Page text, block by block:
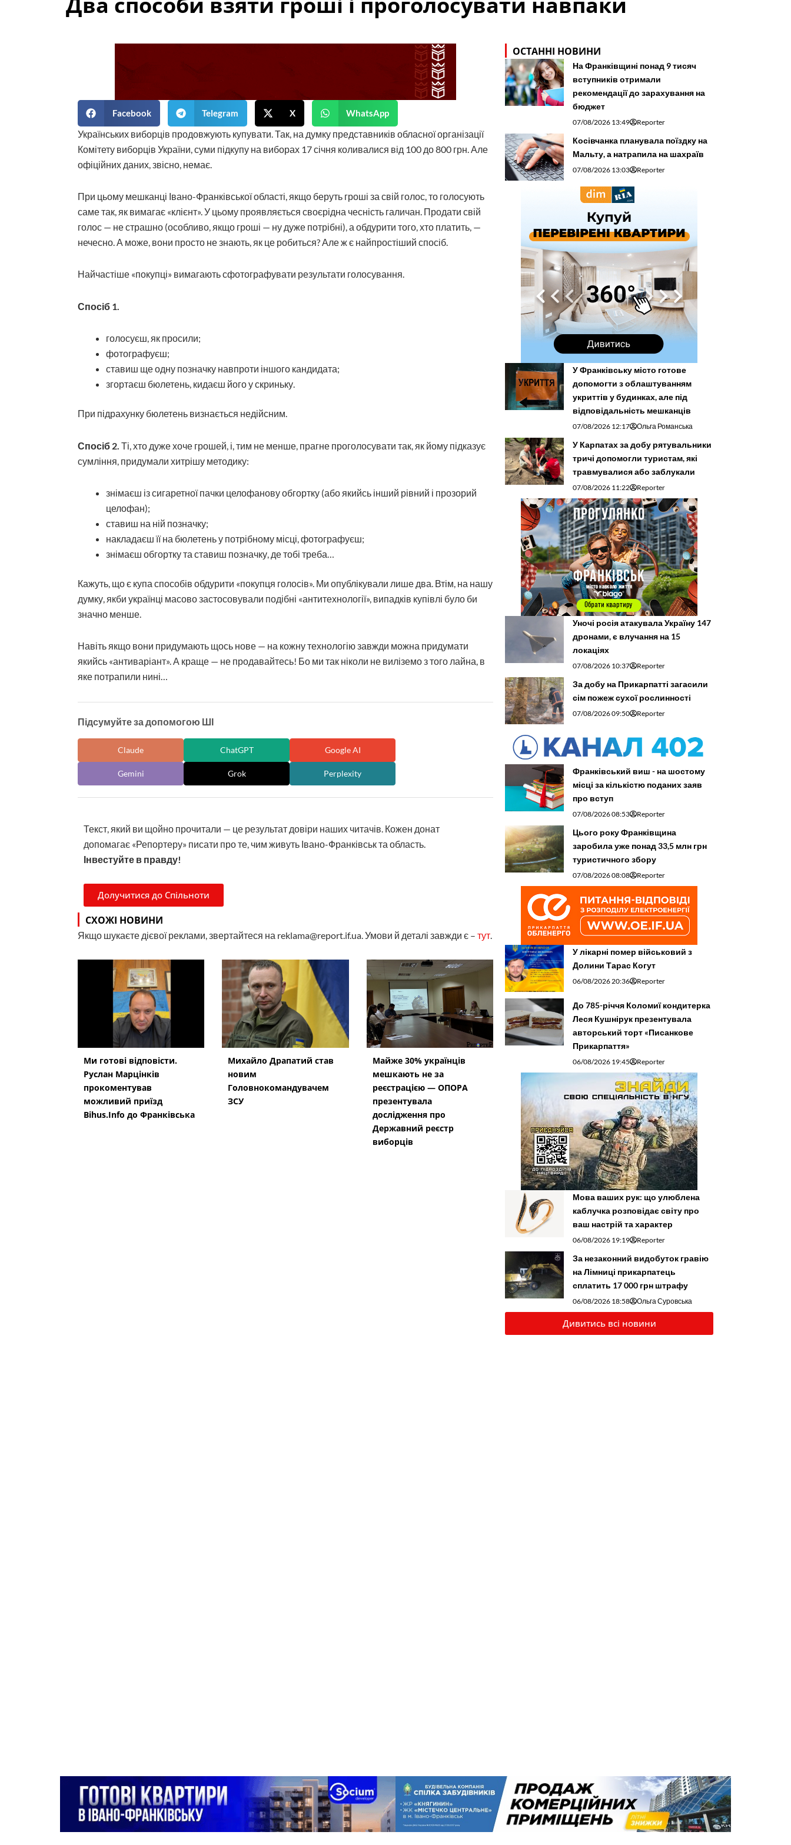
Facebook Telegram X WhatsApp
Українських виборців продовжують купувати. Так, на думку представників обласної організації
Комітету виборців України, суми підкупу на виборах 17 січня коливалися від 100 до 800 грн. Але
офіційних даних, звісно, немає.
При цьому мешканці Івано-Франківської області, якщо беруть гроші за свій голос, то голосують
саме так, як вимагає «клієнт». У цьому проявляється своєрідна чесність галичан. Продати свій
голос — не страшно (особливо, якщо гроші — ну дуже потрібні), а обдурити того, хто платить, —
нечесно. А може, вони просто не знають, як це робиться? Але ж є найпростіший спосіб.
Найчастіше «покупці» вимагають сфотографувати результати голосування.
Спосіб 1.
голосуєш, як просили;
фотографуєш;
ставиш ще одну позначку навпроти іншого кандидата;
згортаєш бюлетень, кидаєш його у скриньку.
При підрахунку бюлетень визнається недійсним.
Спосіб 2. Ті, хто дуже хоче грошей, і, тим не менше, прагне проголосувати так, як йому підказує
сумління, придумали хитрішу методику:
знімаєш із сигаретної пачки целофанову обгортку (або якийсь інший рівний і прозорий
целофан);
ставиш на ній позначку;
накладаєш її на бюлетень у потрібному місці, фотографуєш;
знімаєш обгортку та ставиш позначку, де тобі треба…
Кажуть, що є купа способів обдурити «покупця голосів». Ми опублікували лише два. Втім, на нашу
думку, якби українці масово застосовували подібні «антитехнології», випадків купівлі було би
значно менше.
Навіть якщо вони придумають щось нове — на кожну технологію завжди можна придумати
якийсь «антиваріант». А краще — не продавайтесь! Бо ми так ніколи не виліземо з того лайна, в
яке потрапили нині…
Підсумуйте за допомогою ШІ
Claude ChatGPT Google AI
Gemini Grok Perplexity
Текст, який ви щойно прочитали — це результат довіри наших читачів. Кожен донат
допомагає «Репортеру» писати про те, чим живуть Івано-Франківськ та область.
Інвестуйте в правду!
Долучитися до Спільноти
СХОЖІ НОВИНИ
Якщо шукаєте дієвої реклами, звертайтеся на reklama@report.if.ua. Умови й деталі завжди є – тут
Ми готові відповісти.
Руслан Марцінків
прокоментував
можливий приїзд
Bihus.Info до Франківська
Михайло Драпатий став
новим
Головнокомандувачем
ЗСУ
Майже 30% українців
мешкають не за
реєстрацією — ОПОРА
презентувала
дослідження про
Державний реєстр
виборців
ОСТАННІ НОВИНИ
На Франківщині понад 9 тисяч
вступників отримали
рекомендації до зарахування на
бюджет
07/08/2026 13:49 Reporter
Косівчанка планувала поїздку на
Мальту, а натрапила на шахраїв
07/08/2026 13:03 Reporter
У Франківську місто готове
допомогти з облаштуванням
укриттів у будинках, але під
відповідальність мешканців
07/08/2026 12:17 Ольга Романська
У Карпатах за добу рятувальники
тричі допомогли туристам, які
травмувалися або заблукали
07/08/2026 11:22 Reporter
Уночі росія атакувала Україну 147
дронами, є влучання на 15
локаціях
07/08/2026 10:37 Reporter
За добу на Прикарпатті загасили
сім пожеж сухої рослинності
07/08/2026 09:50 Reporter
Франківський виш - на шостому
місці за кількістю поданих заяв
про вступ
07/08/2026 08:53 Reporter
Цього року Франківщина
заробила уже понад 33,5 млн грн
туристичного збору
07/08/2026 08:08 Reporter
У лікарні помер військовий з
Долини Тарас Когут
06/08/2026 20:36 Reporter
До 785-річчя Коломиї кондитерка
Леся Кушнірук презентувала
авторський торт «Писанкове
Прикарпаття»
06/08/2026 19:45 Reporter
Мова ваших рук: що улюблена
каблучка розповідає світу про
ваш настрій та характер
06/08/2026 19:19 Reporter
За незаконний видобуток гравію
на Лімниці прикарпатець
сплатить 17 000 грн штрафу
06/08/2026 18:58 Ольга Суровська
Дивитись всі новини